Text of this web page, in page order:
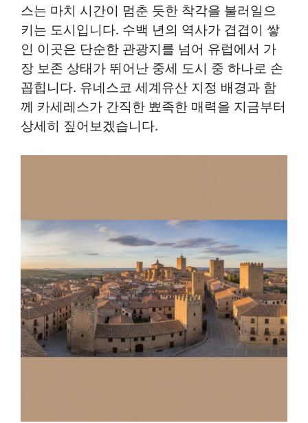
스는 마치 시간이 멈춘 듯한 착각을 불러일으
키는 도시입니다. 수백 년의 역사가 겹겹이 쌓
인 이곳은 단순한 관광지를 넘어 유럽에서 가
장 보존 상태가 뛰어난 중세 도시 중 하나로 손
꼽힙니다. 유네스코 세계유산 지정 배경과 함
께 카세레스가 간직한 뾰족한 매력을 지금부터
상세히 짚어보겠습니다.